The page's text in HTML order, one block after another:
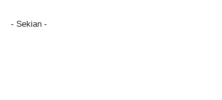
- Sekian -